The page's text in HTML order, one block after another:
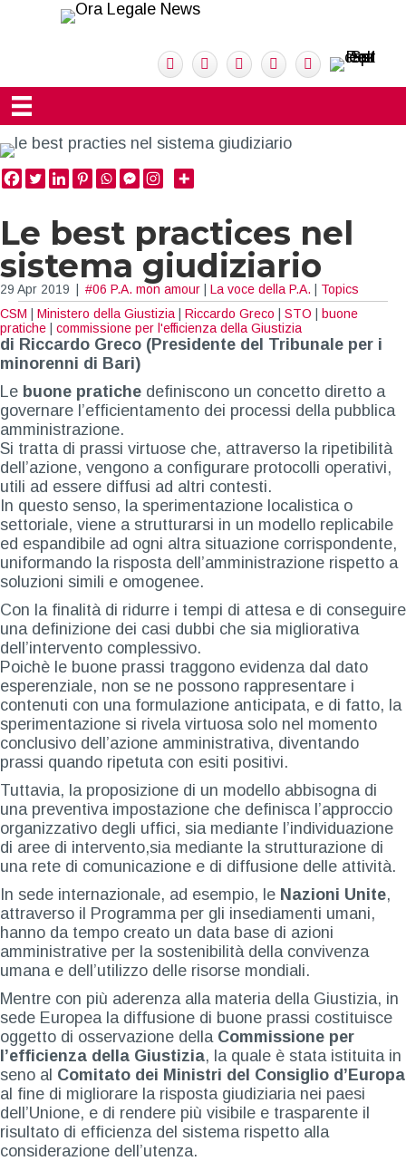
Le best practices nel
sistema giudiziario
29 Apr 2019 #06 P.A. mon amour La voce della P.A.
Topics
CSM
Ministero della Giustizia Riccardo Greco STO
buone
pratiche
commissione per l'efficienza della Giustizia
di Riccardo Greco (Presidente del Tribunale per i
minorenni di Bari)
Le buone pratiche definiscono un concetto diretto a
governare l’efficientamento dei processi della pubblica
amministrazione.
Si tratta di prassi virtuose che, attraverso la ripetibilità
dell’azione, vengono a configurare protocolli operativi,
utili ad essere diffusi ad altri contesti.
In questo senso, la sperimentazione localistica o
settoriale, viene a strutturarsi in un modello replicabile
ed espandibile ad ogni altra situazione corrispondente,
uniformando la risposta dell’amministrazione rispetto a
soluzioni simili e omogenee.
Con la finalità di ridurre i tempi di attesa e di conseguire
una definizione dei casi dubbi che sia migliorativa
dell’intervento complessivo.
Poichè le buone prassi traggono evidenza dal dato
esperenziale, non se ne possono rappresentare i
contenuti con una formulazione anticipata, e di fatto, la
sperimentazione si rivela virtuosa solo nel momento
conclusivo dell’azione amministrativa, diventando
prassi quando ripetuta con esiti positivi.
Tuttavia, la proposizione di un modello abbisogna di
una preventiva impostazione che definisca l’approccio
organizzativo degli uffici, sia mediante l’individuazione
di aree di intervento,sia mediante la strutturazione di
una rete di comunicazione e di diffusione delle attività.
In sede internazionale, ad esempio, le Nazioni Unite,
attraverso il Programma per gli insediamenti umani,
hanno da tempo creato un data base di azioni
amministrative per la sostenibilità della convivenza
umana e dell’utilizzo delle risorse mondiali.
Mentre con più aderenza alla materia della Giustizia, in
sede Europea la diffusione di buone prassi costituisce
oggetto di osservazione della Commissione per
l’efficienza della Giustizia, la quale è stata istituita in
seno al Comitato dei Ministri del Consiglio d’Europa
al fine di migliorare la risposta giudiziaria nei paesi
dell’Unione, e di rendere più visibile e trasparente il
risultato di efficienza del sistema rispetto alla
considerazione dell’utenza.